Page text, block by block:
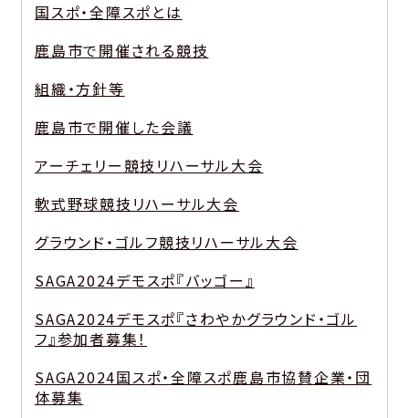
国スポ・全障スポとは
鹿島市で開催される競技
組織・方針等
鹿島市で開催した会議
アーチェリー競技リハーサル大会
軟式野球競技リハーサル大会
グラウンド・ゴルフ競技リハーサル大会
SAGA2024デモスポ『バッゴー』
SAGA2024デモスポ『さわやかグラウンド・ゴル
フ』参加者募集！
SAGA2024国スポ・全障スポ鹿島市協賛企業・団
体募集